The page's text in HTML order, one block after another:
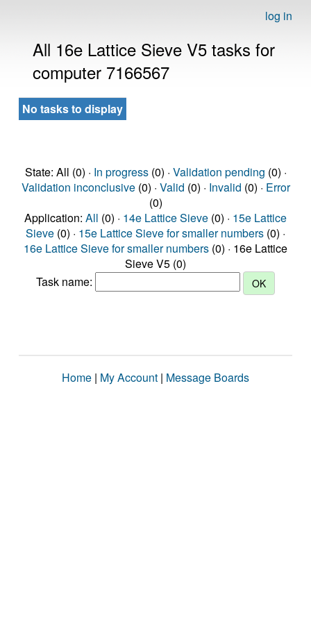
log in
All 16e Lattice Sieve V5 tasks for
computer 7166567
No tasks to display
State: All (0) · In progress(0) · Validation pending (0) ·
Validation inconclusive(0) · Valid (0) · Invalid (0) · Error
(0)
Application: All (0) · 14e Lattice Sieve (0) · 15e Lattice
Sieve (0) · 15e Lattice Sieve for smaller numbers (0) ·
16e Lattice Sieve for smaller numbers (0) · 16e Lattice
Sieve V5 (0)
Task name:
Home | My Account | Message Boards